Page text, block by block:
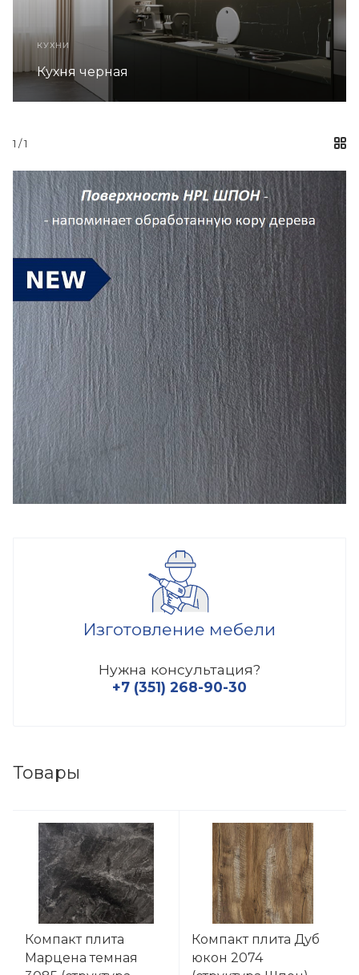
КУХНИ
Кухня серая в
1 / 1
Изготовление мебели
Нужна консультация?
+7 (351) 268-90-30
Товары
Компакт плита
Марцена темная
Компакт плита Дуб
юкон 2074